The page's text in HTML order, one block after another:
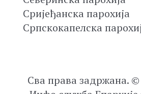
Сријеђанска парохија
Српскокапелска
Сва права задржана. ©